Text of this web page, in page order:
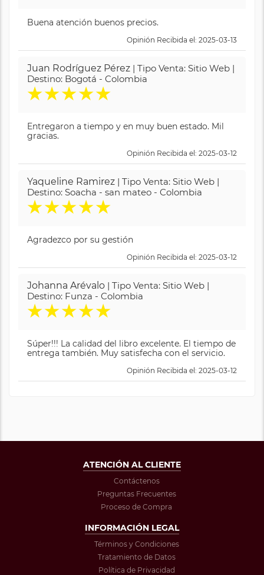
Buena atención buenos precios.
Opinión Recibida el: 2025-03-13
Juan Rodríguez Pérez | Tipo Venta: Sitio Web |
Destino: Bogotá - Colombia
★★★★★
Entregaron a tiempo y en muy buen estado. Mil
gracias.
Opinión Recibida el: 2025-03-12
Yaqueline Ramirez | Tipo Venta: Sitio Web |
Destino: Soacha - san mateo - Colombia
★★★★★
Agradezco por su gestión
Opinión Recibida el: 2025-03-12
Johanna Arévalo | Tipo Venta: Sitio Web |
Destino: Funza - Colombia
★★★★★
Súper!!! La calidad del libro excelente. El tiempo de
entrega también. Muy satisfecha con el servicio.
Opinión Recibida el: 2025-03-12
ATENCIÓN AL CLIENTE
Contáctenos
Preguntas Frecuentes
Proceso de Compra
INFORMACIÓN LEGAL
Términos y Condiciones
Tratamiento de Datos
Política de Privacidad